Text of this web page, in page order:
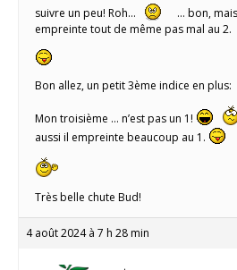
suivre un peu! Roh…
… bon, mais
empreinte tout de même pas mal au 2.
Bon allez, un petit 3ème indice en plus:
Mon troisième … n’est pas un 1!
aussi il empreinte beaucoup au 1.
Très belle chute Bud!
4 août 2024 à 7 h 28 min